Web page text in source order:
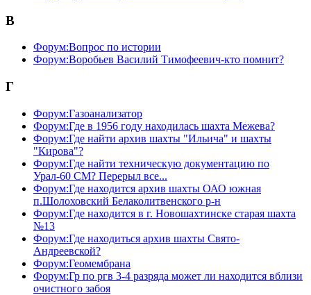
В
Форум:Вопрос по истории
Форум:Воробьев Василий Тимофеевич-кто помнит?
Г
Форум:Газоанализатор
Форум:Где в 1956 году находилась шахта Межева?
Форум:Где найти архив шахты "Ильича" и шахты
"Кирова"?
Форум:Где найти техническую документацию по
Урал-60 СМ? Перерыл все...
Форум:Где находится архив шахты ОАО южная
п.Шолоховский Белаколитвенского р-н
Форум:Где находится в г. Новошахтинске старая шахта
№13
Форум:Где находиться архив шахты Свято-
Андреевской?
Форум:Геомембрана
Форум:Гр по ргв 3-4 разряда может ли находится вблизи
очистного забоя